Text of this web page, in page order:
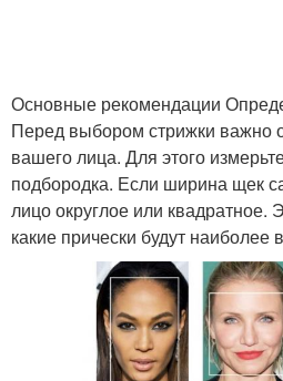
Основные рекомендации
Перед выбором стрижки важно
вашего лица. Для этого
подбородка. Если ширина щек
лицо округлое или квадратное.
какие прически будут